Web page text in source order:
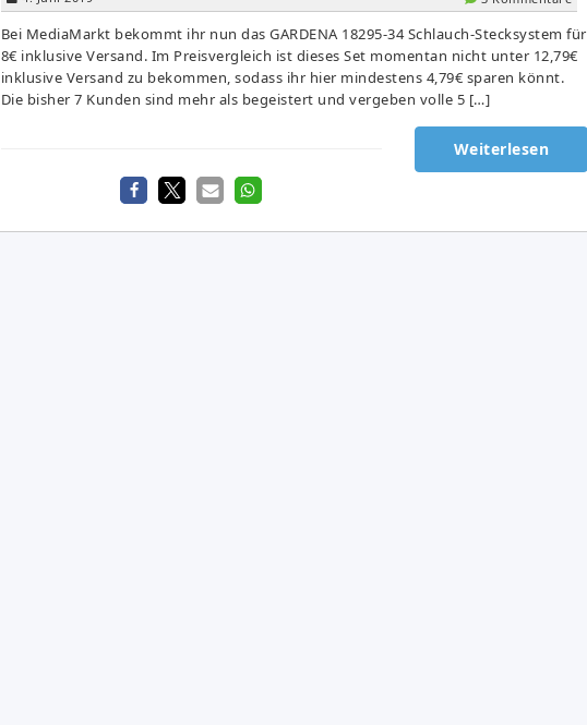
Bei MediaMarkt bekommt ihr nun das GARDENA 18295-34 Schlauch-Stecksystem für
8€ inklusive Versand. Im Preisvergleich ist dieses Set momentan nicht unter 12,79€
inklusive Versand zu bekommen, sodass ihr hier mindestens 4,79€ sparen könnt.
Die bisher 7 Kunden sind mehr als begeistert und vergeben volle 5 […]
Weiterlesen